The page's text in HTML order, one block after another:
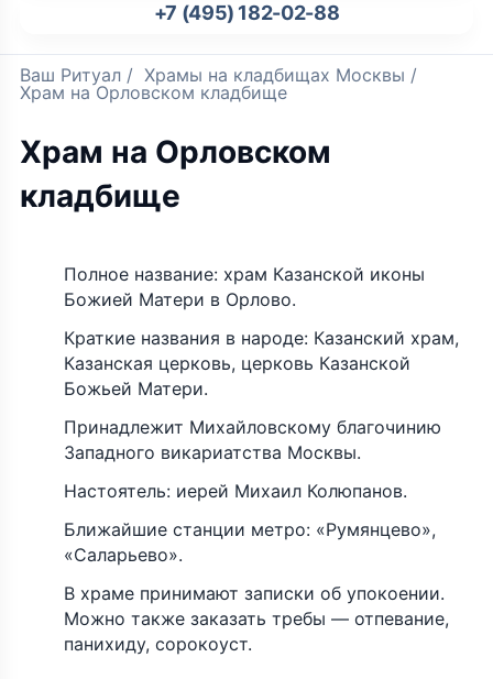
+7 (495) 182-02-88
Ваш Ритуал / Храмы на кладбищах Москвы /
Храм на Орловском кладбище
Храм на Орловском
кладбище
Полное название: храм Казанской иконы
Божией Матери в Орлово.
Краткие названия в народе: Казанский храм,
Казанская церковь, церковь Казанской
Божьей Матери.
Принадлежит Михайловскому благочинию
Западного викариатства Москвы.
Настоятель: иерей Михаил Колюпанов.
Ближайшие станции метро: «Румянцево»,
«Саларьево».
В храме принимают записки об упокоении.
Можно также заказать требы — отпевание,
панихиду, сорокоуст.